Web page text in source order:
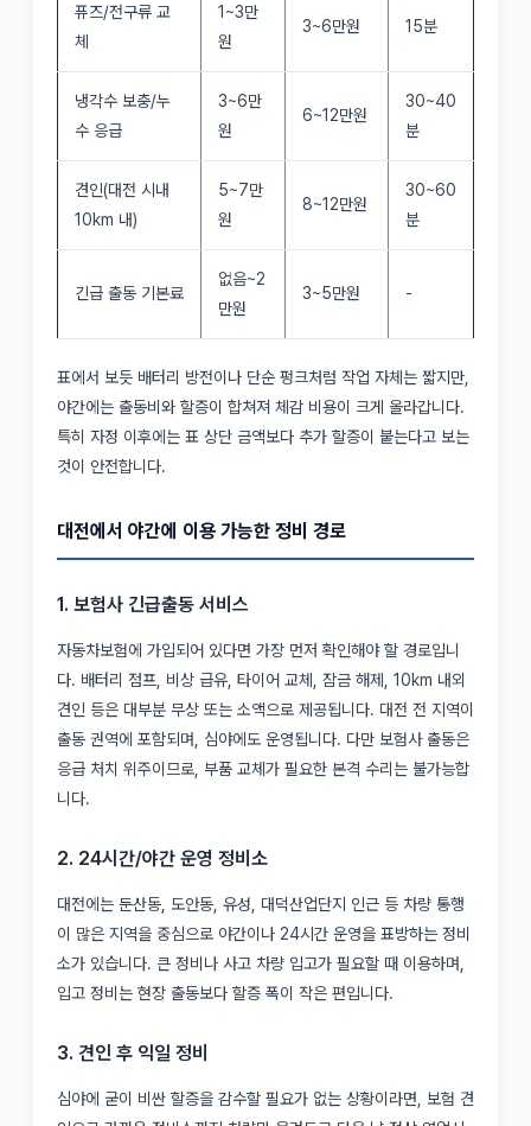
퓨즈/전구류 교
체
1~3만
원
3~6만원 15분
냉각수 보충/누
수 응급
3~6만
원
6~12만원
30~40
분
견인(대전 시내
10km 내)
5~7만
원
8~12만원
30~60
분
긴급 출동 기본료
없음~2
만원
3~5만원 -
표에서 보듯 배터리 방전이나 단순 펑크처럼 작업 자체는 짧지만,
야간에는 출동비와 할증이 합쳐져 체감 비용이 크게 올라갑니다.
특히 자정 이후에는 표 상단 금액보다 추가 할증이 붙는다고 보는
것이 안전합니다.
대전에서 야간에 이용 가능한 정비 경로
1. 보험사 긴급출동 서비스
자동차보험에 가입되어 있다면 가장 먼저 확인해야 할 경로입니
다. 배터리 점프, 비상 급유, 타이어 교체, 잠금 해제, 10km 내외
견인 등은 대부분 무상 또는 소액으로 제공됩니다. 대전 전 지역이
출동 권역에 포함되며, 심야에도 운영됩니다. 다만 보험사 출동은
응급 처치 위주이므로, 부품 교체가 필요한 본격 수리는 불가능합
니다.
2. 24시간/야간 운영 정비소
대전에는 둔산동, 도안동, 유성, 대덕산업단지 인근 등 차량 통행
이 많은 지역을 중심으로 야간이나 24시간 운영을 표방하는 정비
소가 있습니다. 큰 정비나 사고 차량 입고가 필요할 때 이용하며,
입고 정비는 현장 출동보다 할증 폭이 작은 편입니다.
3. 견인 후 익일 정비
심야에 굳이 비싼 할증을 감수할 필요가 없는 상황이라면, 보험 견